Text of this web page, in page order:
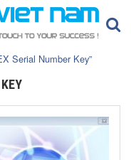
Serial Number Key”